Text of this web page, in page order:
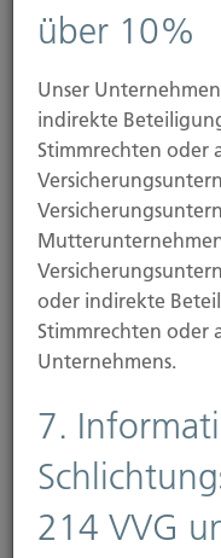
Wenn Sie diese
verschiedene
Personenbezogene
persönlich
vorliegende
Daten wir erheben
erläutert auch, wie
geschieht.
Wir weisen darauf
Sicherheitslücken
Schutz der Daten vor
nicht möglich.
über 10%
Unser
indirekte
Stimmrechten oder
oder indirekte
Stimmrechten oder
Unternehmens.
7.
214 VVG